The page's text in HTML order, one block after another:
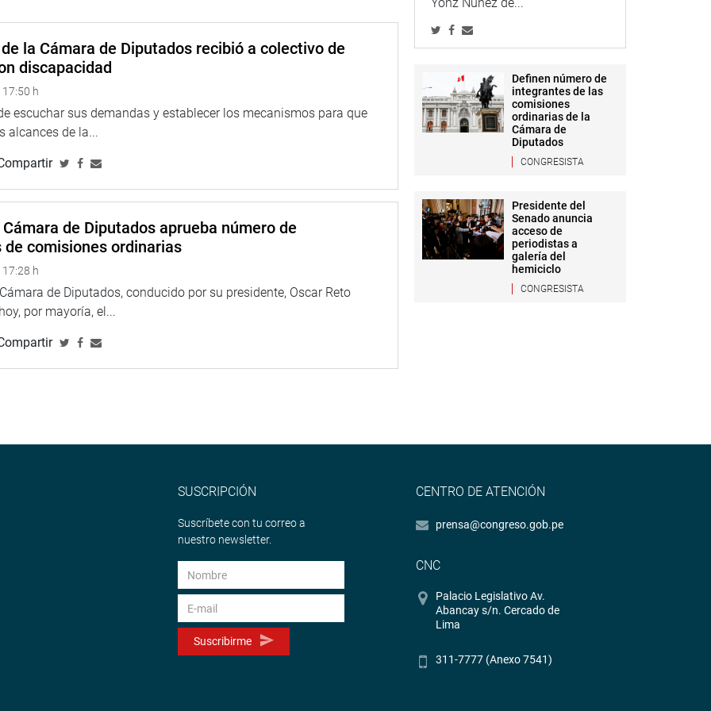
y rehabilitación
Zarumilla y
de:
Ríos
y Minas.
Vidal Otálora
Pacheco
Directivo
de la
(OEFA).
la Cámara de Diputados recibió a colectivo de
discapacidad
h
escuchar sus demandas y establecer los mecanismos para que
alcances de la...
de Diputados aprueba número de
comisiones ordinarias
h
de Diputados, conducido por su presidente, Oscar Reto
por mayoría, el...
Definen número de
integrantes de las
comisiones
ordinarias de la
Cámara de
Diputados
CONGRESISTA
Presidente del
Senado anuncia
acceso de
periodistas a
galería del
hemiciclo
CONGRESISTA
SUSCRIPCIÓN
Suscríbete con tu correo a
nuestro newsletter.
Suscribirme
CENTRO DE ATENCIÓN
prensa@congreso.gob.pe
CNC
Palacio Legislativo Av.
Abancay s/n. Cercado de
Lima
311-7777 (Anexo 7541)